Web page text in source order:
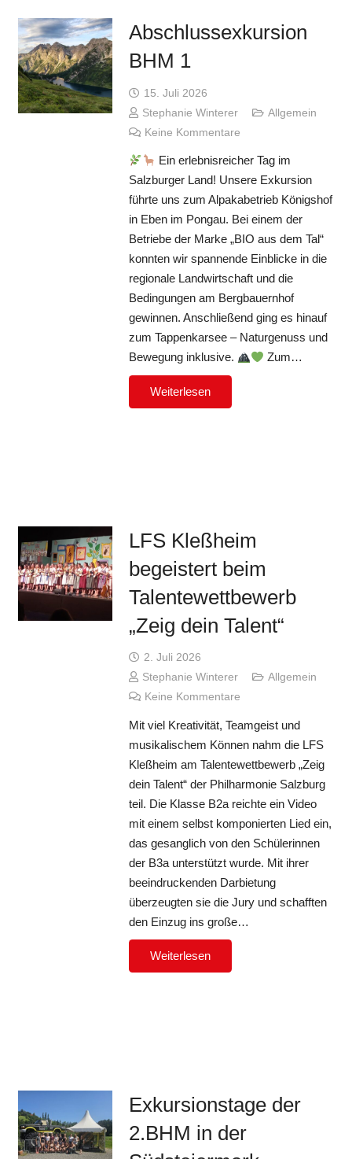
Abschlussexkursion
BHM 1
15. Juli 2026
Stephanie Winterer
Allgemein
Keine Kommentare
Ein erlebnisreicher Tag im
Salzburger Land! Unsere Exkursion
führte uns zum Alpakabetrieb Königshof
in Eben im Pongau. Bei einem der
Betriebe der Marke „BIO aus dem Tal“
konnten wir spannende Einblicke in die
regionale Landwirtschaft und die
Bedingungen am Bergbauernhof
gewinnen. Anschließend ging es hinauf
zum Tappenkarsee – Naturgenuss und
Bewegung inklusive.
Zum…
Weiterlesen
LFS Kleßheim
begeistert beim
Talentewettbewerb
„Zeig dein Talent“
2. Juli 2026
Stephanie Winterer
Allgemein
Keine Kommentare
Mit viel Kreativität, Teamgeist und
musikalischem Können nahm die LFS
Kleßheim am Talentewettbewerb „Zeig
dein Talent“ der Philharmonie Salzburg
teil. Die Klasse B2a reichte ein Video
mit einem selbst komponierten Lied ein,
das gesanglich von den Schülerinnen
der B3a unterstützt wurde. Mit ihrer
beeindruckenden Darbietung
überzeugten sie die Jury und schafften
den Einzug ins große…
Weiterlesen
Exkursionstage der
2.BHM in der